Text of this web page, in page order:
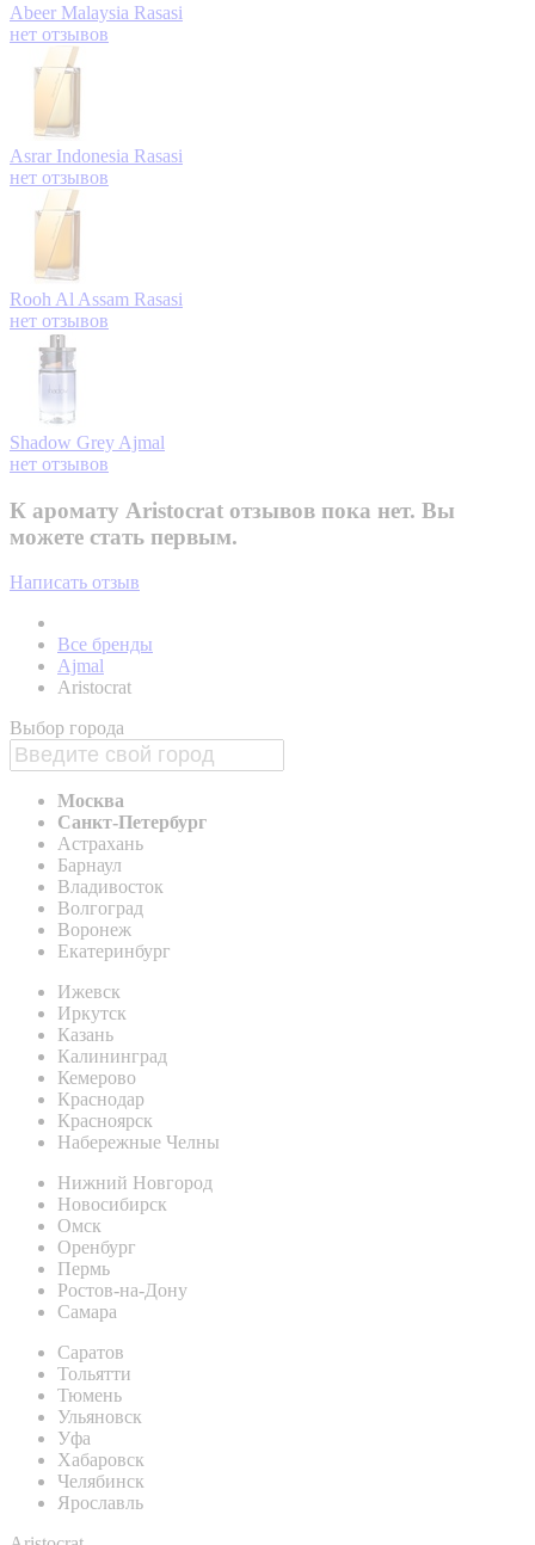
Abeer Malaysia Rasasi
нет отзывов
Asrar Indonesia Rasasi
нет отзывов
Rooh Al Assam Rasasi
нет отзывов
Shadow Grey Ajmal
нет отзывов
К аромату Aristocrat отзывов пока нет. Вы
можете стать первым.
Написать отзыв
Все бренды
Ajmal
Aristocrat
Выбор города
Москва
Санкт-Петербург
Астрахань
Барнаул
Владивосток
Волгоград
Воронеж
Екатеринбург
Ижевск
Иркутск
Казань
Калининград
Кемерово
Краснодар
Красноярск
Набережные Челны
Нижний Новгород
Новосибирск
Омск
Оренбург
Пермь
Ростов-на-Дону
Самара
Саратов
Тольятти
Тюмень
Ульяновск
Уфа
Хабаровск
Челябинск
Ярославль